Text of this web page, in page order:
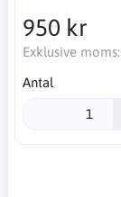
950 kr
Exklusive moms:
Antal